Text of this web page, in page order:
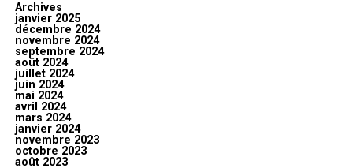
Archives
janvier 2025
décembre 2024
novembre 2024
septembre 2024
août 2024
juillet 2024
juin 2024
mai 2024
avril 2024
mars 2024
janvier 2024
novembre 2023
octobre 2023
août 2023